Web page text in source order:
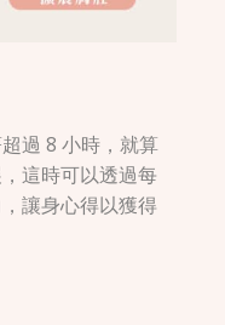
過 8 小時，就算
這時可以透過每
讓身心得以獲得